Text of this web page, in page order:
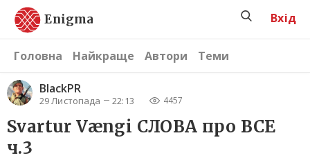
Enigma
Головна Найкраще Автори Теми
Вхід
BlackPR
29 Листопада 22:13 4457
Svartur Vængi СЛОВА про ВСЕ
ч.3